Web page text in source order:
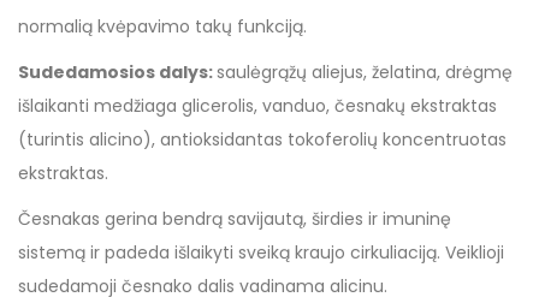
normalią kvėpavimo takų funkciją.
Sudedamosios dalys:saulėgrąžų aliejus, želatina, drėgmę
išlaikanti medžiaga glicerolis, vanduo, česnakų ekstraktas
(turintis alicino), antioksidantas tokoferolių koncentruotas
ekstraktas.
Česnakas gerina bendrą savijautą, širdies ir imuninę
sistemą ir padeda išlaikyti sveiką kraujo cirkuliaciją. Veiklioji
sudedamoji česnako dalis vadinama alicinu.